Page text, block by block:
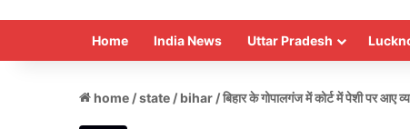
Home India News Uttar Pradesh
home /state / bihar /बिहार के गोपालगंज में कोर्ट में पेशी पर आए